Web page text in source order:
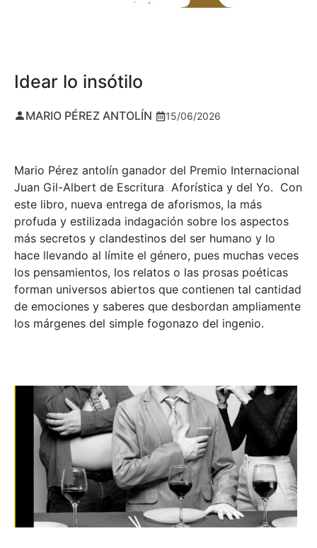
Idear lo insótilo
MARIO PÉREZ ANTOLÍN 15/06/2026
Mario Pérez antolín ganador del Premio Internacional
Juan Gil-Albert de Escritura Aforística y del Yo. Con
este libro, nueva entrega de aforismos, la más
profuda y estilizada indagación sobre los aspectos
más secretos y clandestinos del ser humano y lo
hace llevando al límite el género, pues muchas veces
los pensamientos, los relatos o las prosas poéticas
forman universos abiertos que contienen tal cantidad
de emociones y saberes que desbordan ampliamente
los márgenes del simple fogonazo del ingenio.